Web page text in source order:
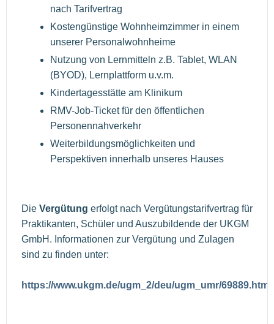
nach Tarifvertrag
Kostengünstige Wohnheimzimmer in einem
unserer Personalwohnheime
Nutzung von Lernmitteln z.B. Tablet, WLAN
(BYOD), Lernplattform u.v.m.
Kindertagesstätte am Klinikum
RMV-Job-Ticket für den öffentlichen
Personennahverkehr
Weiterbildungsmöglichkeiten und
Perspektiven innerhalb unseres Hauses
Die Vergütung erfolgt nach Vergütungstarifvertrag für
Praktikanten, Schüler und Auszubildende der UKGM
GmbH. Informationen zur Vergütung und Zulagen
sind zu finden unter:
https://www.ukgm.de/ugm_2/deu/ugm_umr/69889.html